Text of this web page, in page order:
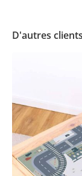
D'autres